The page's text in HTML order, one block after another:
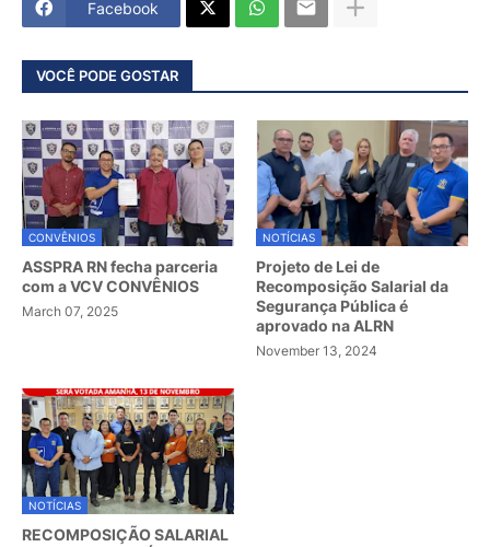
Facebook
VOCÊ PODE GOSTAR
CONVÊNIOS
ASSPRA RN fecha parceria
com a VCV CONVÊNIOS
March 07, 2025
NOTÍCIAS
Projeto de Lei de
Recomposição Salarial da
Segurança Pública é
aprovado na ALRN
November 13, 2024
NOTÍCIAS
RECOMPOSIÇÃO SALARIAL